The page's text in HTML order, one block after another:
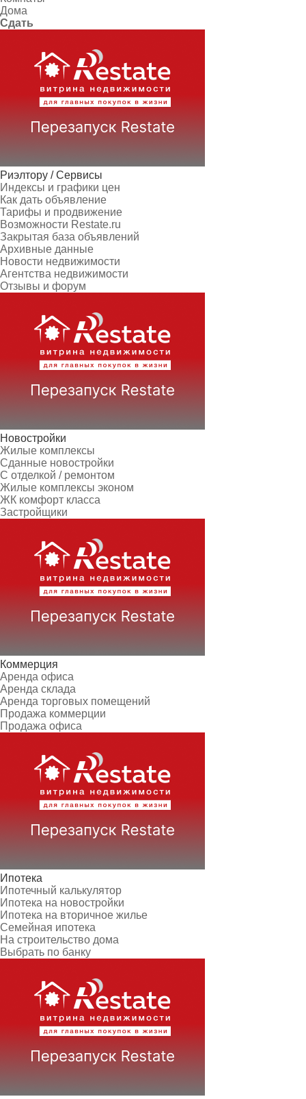
Дома
Сдать
Риэлтору / Сервисы
Индексы и графики цен
Как дать объявление
Тарифы и продвижение
Возможности Restate.ru
Закрытая база объявлений
Архивные данные
Новости недвижимости
Агентства недвижимости
Отзывы и форум
Новостройки
Жилые комплексы
Сданные новостройки
С отделкой / ремонтом
Жилые комплексы эконом
ЖК комфорт класса
Застройщики
Коммерция
Аренда офиса
Аренда склада
Аренда торговых помещений
Продажа коммерции
Продажа офиса
Ипотека
Ипотечный калькулятор
Ипотека на новостройки
Ипотека на вторичное жилье
Семейная ипотека
На строительство дома
Выбрать по банку